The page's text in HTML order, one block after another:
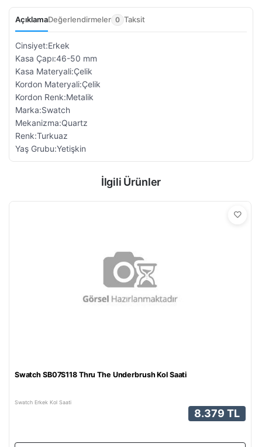
AçıklamaDeğerlendirmeler 0 Taksit
Cinsiyet:Erkek
Kasa Çapı:46-50 mm
Kasa Materyali:Çelik
Kordon Materyali:Çelik
Kordon Renk:Metalik
Marka:Swatch
Mekanizma:Quartz
Renk:Turkuaz
Yaş Grubu:Yetişkin
İlgili Ürünler
Swatch SB07S118 Thru The Underbrush Kol Saati
Swatch Erkek Kol Saati
8.379 TL